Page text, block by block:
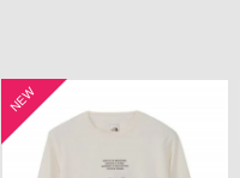
NEW